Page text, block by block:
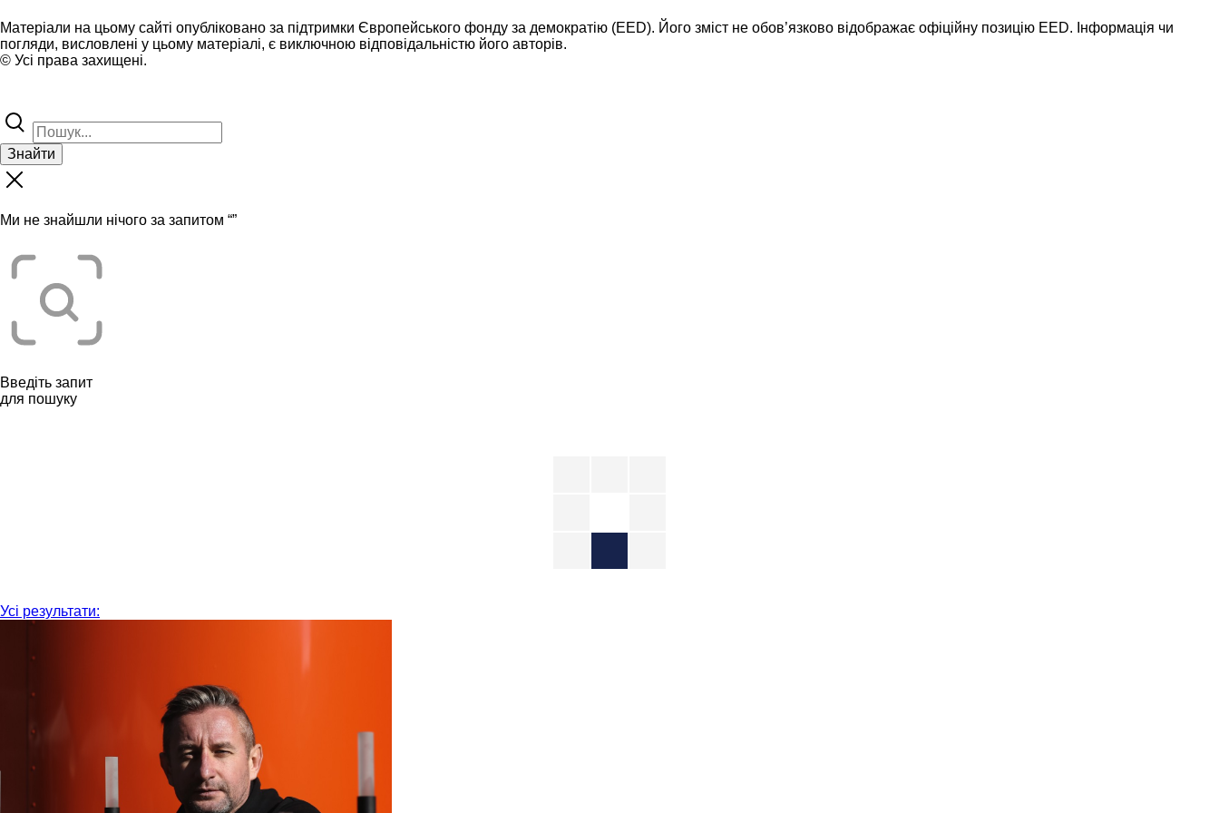
Матеріали на цьому сайті опубліковано за підтримки Європейського фонду за демократію (EED). Його зміст не обов’язково відображає офіційну позицію EED. Інформація чи
погляди, висловлені у цьому матеріалі, є виключною відповідальністю його авторів.
© Усі права захищені.
Знайти
Ми не знайшли нічого за запитом “”
Введіть запит
для пошуку
Усі результати: